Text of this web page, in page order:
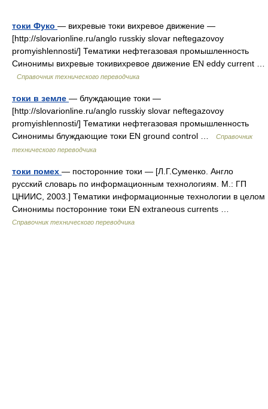
токи Фуко — вихревые токи вихревое движение —
[http://slovarionline.ru/anglo russkiy slovar neftegazovoy
promyishlennosti/] Тематики нефтегазовая промышленность
Синонимы вихревые токивихревое движение EN eddy current …
Справочник технического переводчика
токи в земле — блуждающие токи —
[http://slovarionline.ru/anglo russkiy slovar neftegazovoy
promyishlennosti/] Тематики нефтегазовая промышленность
Синонимы блуждающие токи EN ground control …
Справочник
технического переводчика
токи помех — посторонние токи — [Л.Г.Суменко. Англо
русский словарь по информационным технологиям. М.: ГП
ЦНИИС, 2003.] Тематики информационные технологии в целом
Синонимы посторонние токи EN extraneous currents …
Справочник технического переводчика